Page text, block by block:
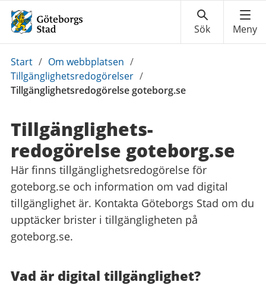
Du
är
här:
Start / Om webbplatsen /
Tillgänglighetsredogörelser /
Tillgänglighetsredogörelse goteborg.se
Tillgänglighets­
redogörelse goteborg.se
Här finns tillgänglighetsredogörelse för
goteborg.se och information om vad digital
tillgänglighet är. Kontakta Göteborgs Stad om du
upptäcker brister i tillgängligheten på
goteborg.se.
Vad är digital tillgänglighet?